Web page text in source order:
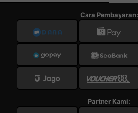
Cara Pembayaran:
Partner Kami: